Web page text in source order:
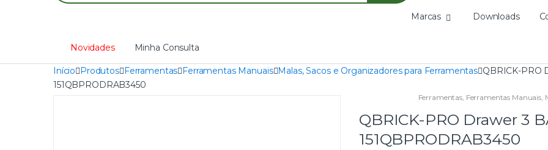
Marcas Downloads
Novidades Minha Consulta
Início Produtos Ferramentas Ferramentas Manuais Malas, Sacos e Organizadores para Ferramentas QBRICK-PRO
151QBPRODRAB3450
Ferramentas, Ferramentas Manuais
QBRICK-PRO Drawer 3
151QBPRODRAB3450